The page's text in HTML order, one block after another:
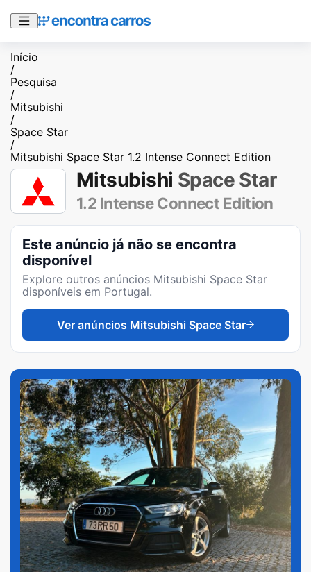
Início
/
Pesquisa
/
Mitsubishi
/
Space Star
/
Mitsubishi Space Star 1.2 Intense Connect Edition
Mitsubishi Space Star
1.2 Intense Connect Edition
Este anúncio já não se encontra
disponível
Explore outros anúncios Mitsubishi Space Star
disponíveis em Portugal.
Ver anúncios Mitsubishi Space Star